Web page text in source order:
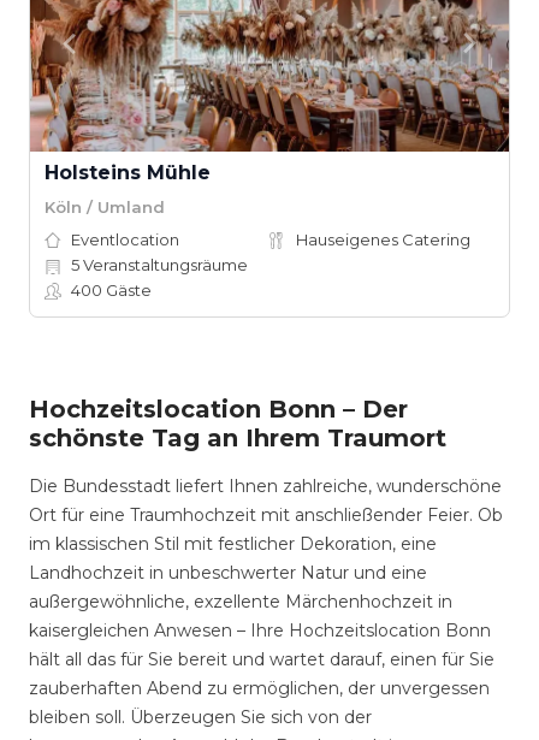
Holsteins Mühle
Köln / Umland
Eventlocation
Hauseigenes Catering
5Veranstaltungsräume
400 Gäste
Hochzeitslocation Bonn – Der
schönste Tag an Ihrem Traumort
Die Bundesstadt liefert Ihnen zahlreiche, wunderschöne
Ort für eine Traumhochzeit mit anschließender Feier. Ob
im klassischen Stil mit festlicher Dekoration, eine
Landhochzeit in unbeschwerter Natur und eine
außergewöhnliche, exzellente Märchenhochzeit in
kaisergleichen Anwesen – Ihre Hochzeitslocation Bonn
hält all das für Sie bereit und wartet darauf, einen für Sie
zauberhaften Abend zu ermöglichen, der unvergessen
bleiben soll. Überzeugen Sie sich von der